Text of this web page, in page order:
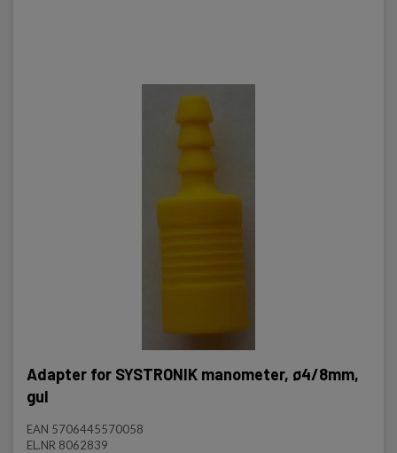
Adapter for SYSTRONIK manometer, ø4/8mm,
gul
EAN 5706445570058
EL.NR 8062839